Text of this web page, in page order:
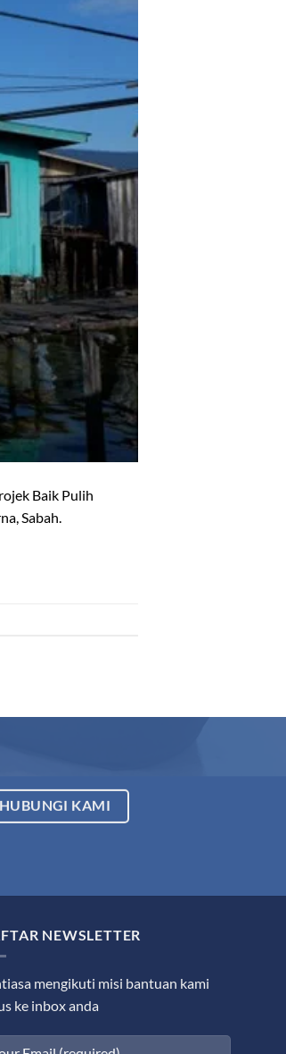
Baik Pulih
Sabah.
HUBUNGI KAMI
NEWSLETTER
mengikuti misi bantuan kami
ke inbox anda